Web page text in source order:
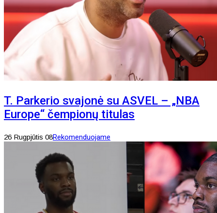
T. Parkerio svajonė su ASVEL – „NBA
Europe“ čempionų titulas
26 Rugpjūtis 08Rekomenduojame